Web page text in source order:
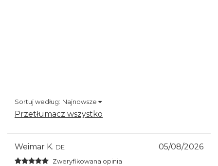
Sortuj według: Najnowsze
Przetłumacz wszystko
Weimar K. DE 05/08/2026
Zweryfikowana opinia